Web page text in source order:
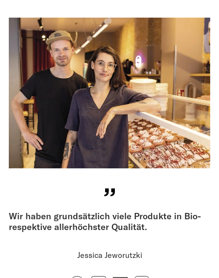
Wir haben grundsätzlich viele Produkte in Bio-
respektive allerhöchster Qualität.
Jessica Jeworutzki